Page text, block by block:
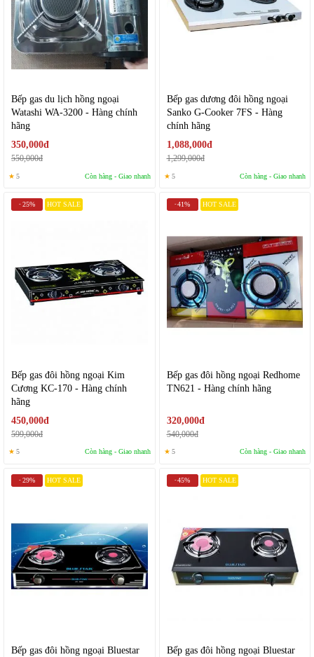
Bếp gas du lịch hồng ngoại
Watashi WA-3200 - Hàng chính
hãng
350,000đ
550,000đ
★ 5 Còn hàng - Giao nhanh
Bếp gas dương đôi hồng ngoại
Sanko G-Cooker 7FS - Hàng
chính hãng
1,088,000đ
1,299,000đ
★ 5 Còn hàng - Giao nhanh
- 25% HOT SALE
Bếp gas đôi hồng ngoại Kim
Cương KC-170 - Hàng chính
hãng
450,000đ
599,000đ
★ 5 Còn hàng - Giao nhanh
-41% HOT SALE
Bếp gas đôi hồng ngoại Redhome
TN621 - Hàng chính hãng
320,000đ
540,000đ
★ 5 Còn hàng - Giao nhanh
- 29% HOT SALE
Bếp gas đôi hồng ngoại Bluestar
-45% HOT SALE
Bếp gas đôi hồng ngoại Bluestar